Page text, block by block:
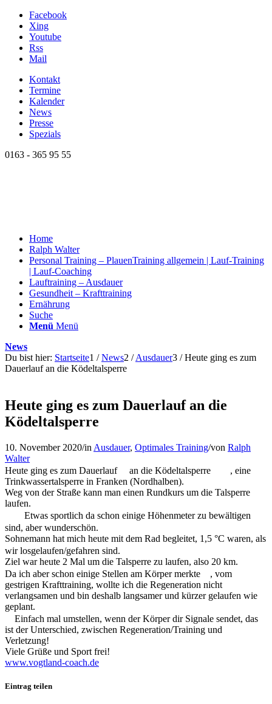
Facebook
Xing
Youtube
Rss
Mail
Kontakt
Termine
Kalender
News
Presse
Spezials
0163 - 365 95 55
Home
Ralph Walter
Personal Training – PlauenTraining allgemein | Lauf-Training
| Lauf-Coaching
Lauftraining – Ausdauer
Gesundheit – Krafttraining
Ernährung
Suche
Menü Menü
News
Du bist hier: Startseite1 / News2 / Ausdauer3 / Heute ging es zum
Dauerlauf an die Ködeltalsperre
Heute ging es zum Dauerlauf an die
Ködeltalsperre
10. November 2020/in Ausdauer, Optimales Training/von Ralph
Walter
Heute ging es zum Dauerlauf
an die Ködeltalsperre
, eine
Trinkwassertalsperre in Franken (Nordhalben).
Weg von der Straße kann man einen Rundkurs um die Talsperre
laufen.
Etwas sportlich da schon einige Höhenmeter zu bewältigen
sind, aber wunderschön.
Sohnemann hat mich heute mit dem Rad begleitet, 1,5 °C waren, als
wir losgelaufen/gefahren sind.
Ziel war heute 2 Mal um die Talsperre zu laufen, also 20 km.
Da ich aber schon einige Stellen am Körper merkte
, vom
gestrigen Krafttraining, wollte ich die Regeneration nicht
verlangsamen und bin deshalb langsamer und kürzer gelaufen wie
geplant.
Einfach mal umstellen, wenn der Körper dir Signale sendet, das
ist der Unterschied, zwischen Regeneration/Training und
Verletzung!
Viele Grüße und Sport frei!
www.vogtland-coach.de
Eintrag teilen